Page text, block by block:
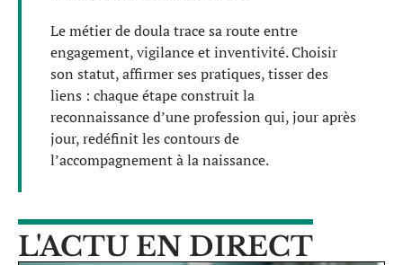
Le métier de doula trace sa route entre
engagement, vigilance et inventivité. Choisir
son statut, affirmer ses pratiques, tisser des
liens : chaque étape construit la
reconnaissance d’une profession qui, jour après
jour, redéfinit les contours de
l’accompagnement à la naissance.
L'ACTU EN DIRECT